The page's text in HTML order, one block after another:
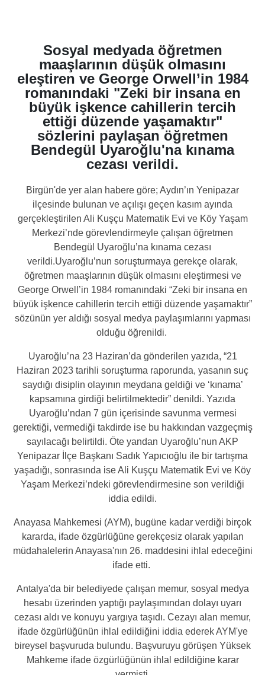
Sosyal medyada öğretmen
maaşlarının düşük olmasını
eleştiren ve George Orwell’in 1984
romanındaki "Zeki bir insana en
büyük işkence cahillerin tercih
ettiği düzende yaşamaktır"
sözlerini paylaşan öğretmen
Bendegül Uyaroğlu'na kınama
cezası verildi.
Birgün'de yer alan habere göre; Aydın’ın Yenipazar
ilçesinde bulunan ve açılışı geçen kasım ayında
gerçekleştirilen Ali Kuşçu Matematik Evi ve Köy Yaşam
Merkezi’nde görevlendirmeyle çalışan öğretmen
Bendegül Uyaroğlu’na kınama cezası
verildi.Uyaroğlu’nun soruşturmaya gerekçe olarak,
öğretmen maaşlarının düşük olmasını eleştirmesi ve
George Orwell’in 1984 romanındaki “Zeki bir insana en
büyük işkence cahillerin tercih ettiği düzende yaşamaktır”
sözünün yer aldığı sosyal medya paylaşımlarını yapması
olduğu öğrenildi.
Uyaroğlu’na 23 Haziran’da gönderilen yazıda, “21
Haziran 2023 tarihli soruşturma raporunda, yasanın suç
saydığı disiplin olayının meydana geldiği ve ‘kınama’
kapsamına girdiği belirtilmektedir” denildi. Yazıda
Uyaroğlu’ndan 7 gün içerisinde savunma vermesi
gerektiği, vermediği takdirde ise bu hakkından vazgeçmiş
sayılacağı belirtildi. Öte yandan Uyaroğlu’nun AKP
Yenipazar İlçe Başkanı Sadık Yapıcıoğlu ile bir tartışma
yaşadığı, sonrasında ise Ali Kuşçu Matematik Evi ve Köy
Yaşam Merkezi’ndeki görevlendirmesine son verildiği
iddia edildi.
Anayasa Mahkemesi (AYM), bugüne kadar verdiği birçok
kararda, ifade özgürlüğüne gerekçesiz olarak yapılan
müdahalelerin Anayasa'nın 26. maddesini ihlal edeceğini
ifade etti.
Antalya'da bir belediyede çalışan memur, sosyal medya
hesabı üzerinden yaptığı paylaşımından dolayı uyarı
cezası aldı ve konuyu yargıya taşıdı. Cezayı alan memur,
ifade özgürlüğünün ihlal edildiğini iddia ederek AYM'ye
bireysel başvuruda bulundu. Başvuruyu görüşen Yüksek
Mahkeme ifade özgürlüğünün ihlal edildiğine karar